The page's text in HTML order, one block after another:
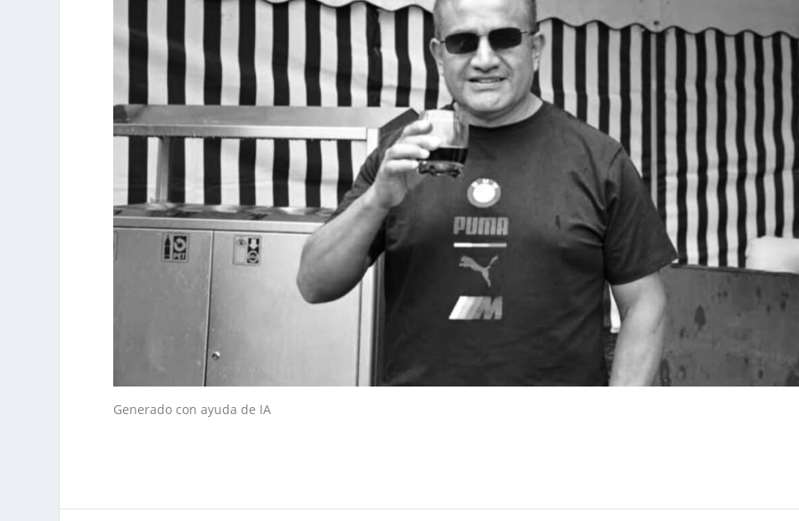
Generado con ayuda de IA